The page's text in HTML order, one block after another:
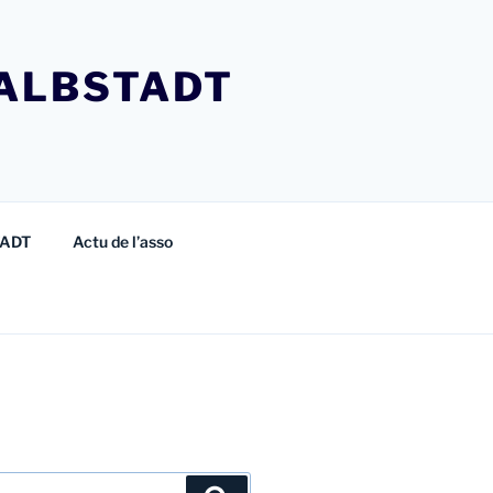
Actu de l’asso